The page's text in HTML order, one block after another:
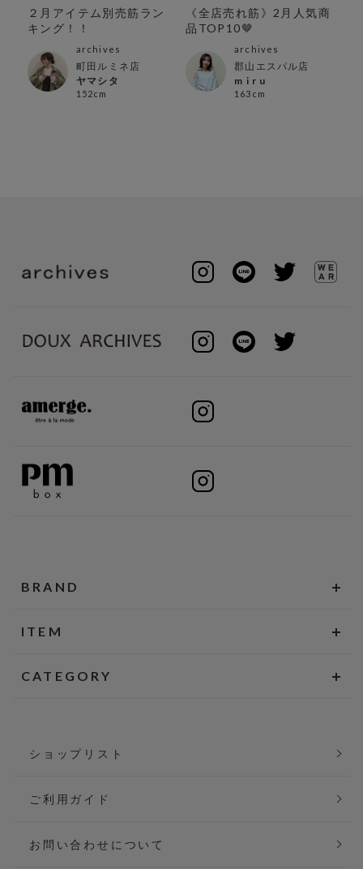
２月アイテム別売筋ラン
キング！！
archives
町田ルミネ店
ヤマシタ
152cm
《全店売れ筋》2月人気商
品TOP10🤎
archives
郡山エスパル店
m i r u
163cm
BRAND
ITEM
CATEGORY
ショップリスト
ご利用ガイド
お問い合わせについて